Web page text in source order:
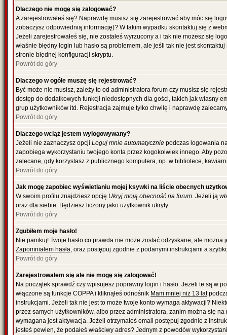
Dlaczego nie mogę się zalogować?
A zarejestrowałeś się? Naprawdę musisz się zarejestrować aby móc się
zobaczysz odpowiednią informację)? W takim wypadku skontaktuj się z
Jeżeli zarejestrowałeś się, nie zostałeś wyrzucony a i tak nie możesz się
właśnie błędny login lub hasło są problemem, ale jeśli tak nie jest
stronie błędnej konfiguracji skryptu.
Powrót do góry
Dlaczego w ogóle muszę się rejestrować?
Być może nie musisz, zależy to od administratora forum czy musisz się
dostęp do dodatkowych funkcji niedostępnych dla gości, takich jak własny
grup użytkowników itd. Rejestracja zajmuje tylko chwilę i naprawdę
Powrót do góry
Dlaczego wciąż jestem wylogowywany?
Jeżeli nie zaznaczysz opcji Loguj mnie automatycznie podczas logowania
zapobiega wykorzystaniu twojego konta przez kogokolwiek innego. Aby
zalecane, gdy korzystasz z publicznego komputera, np. w bibliotece,
Powrót do góry
Jak mogę zapobiec wyświetlaniu mojej ksywki na liście obecnych
W swoim profilu znajdziesz opcję Ukryj moją obecność na forum. Jeżeli ją
oraz dla siebie. Będziesz liczony jako użytkownik ukryty.
Powrót do góry
Zgubiłem moje hasło!
Nie panikuj! Twoje hasło co prawda nie może zostać odzyskane, ale
Zapomniałem hasła, oraz postępuj zgodnie z podanymi instrukcjami a
Powrót do góry
Zarejestrowałem się ale nie mogę się zalogować!
Na początek sprawdź czy wpisujesz poprawny login i hasło. Jeżeli te są w
włączone są funkcje COPPA i kliknąłeś odnośnik Mam mniej niż 13 lat
instrukcjami. Jeżeli tak nie jest to może twoje konto wymaga aktywacji?
przez samych użytkowników, albo przez administratora, zanim można się
wymagana jest aktywacja. Jeżeli otrzymałeś email postępuj zgodnie z
jesteś pewien, że podałeś właściwy adres? Jednym z powodów